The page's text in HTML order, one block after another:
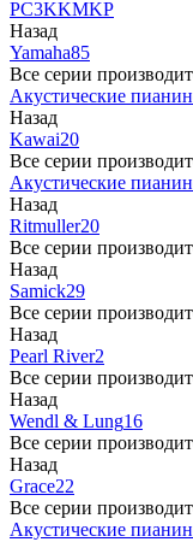
PC3KKMKP
Назад
Yamaha85
Все серии
Акустические
Назад
Kawai20
Все серии
Акустические
Назад
Ritmuller20
Все серии
Назад
Samick29
Все серии
Назад
Pearl River2
Все серии
Назад
Wendl & Lung16
Все серии
Назад
Grace22
Все серии
Акустические